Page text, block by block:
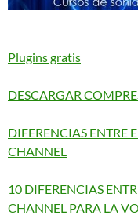
Plugins gratis
DESCARGAR
DIFERENCIAS ENTRE
CHANNEL
10 DIFERENCIAS
CHANNEL PARA LA